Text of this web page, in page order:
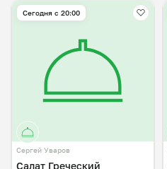
Сегодня с 20:00
Сергей Уваров
Салат Греческий